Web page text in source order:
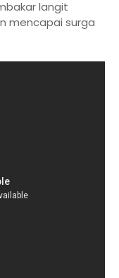
langit
mencapai surga